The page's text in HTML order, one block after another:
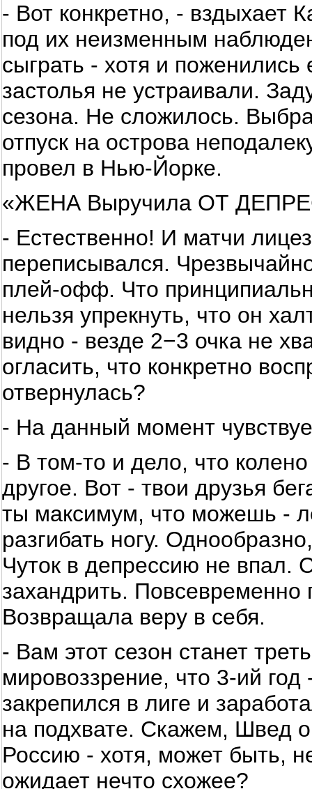
- Вот конкретно, - вздыхает
под их неизменным
сыграть - хотя и
застолья не устраивали.
сезона. Не сложилось.
отпуск на острова
провел в Нью-Йорке.
«ЖЕНА Выручила ОТ
- Естественно! И матчи
переписывался.
плей-офф. Что
нельзя упрекнуть, что он
видно - везде 2−3 очка не
огласить, что конкретно
отвернулась?
- На данный момент
- В том-то и дело, что
другое. Вот - твои друзья
ты максимум, что можешь -
разгибать ногу.
Чуток в депрессию не впал.
захандрить.
Возвращала веру в себя.
- Вам этот сезон станет
мировоззрение, что 3-ий
закрепился в лиге и
на подхвате. Скажем, Швед
Россию - хотя, может быть,
ожидает нечто схожее?